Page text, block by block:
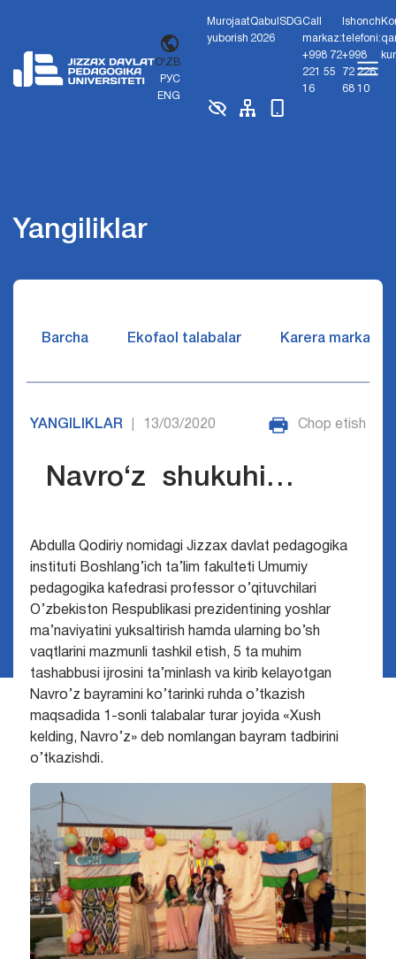
O'ZB
РУС
ENG
Murojaat
yuborish
Qabul
2026
SDGCall
markaz:
+998 72
221 55
16
Ishonch
telefoni:
+998
72 226
68 10
Yangiliklar
Barcha Ekofaol talabalar Karera markazi
YANGILIKLAR 13/03/2020 Chop etish
Navro‘z shukuhi…
Abdulla Qodiriy nomidagi Jizzax davlat pedagogika
instituti Boshlang’ich ta’lim fakulteti Umumiy
pedagogika kafedrasi professor o’qituvchilari
O’zbekiston Respublikasi prezidentining yoshlar
ma’naviyatini yuksaltirish hamda ularning bo’sh
vaqtlarini mazmunli tashkil etish, 5 ta muhim
tashabbusi ijrosini ta’minlash va kirib kelayotgan
Navro’z bayramini ko’tarinki ruhda o’tkazish
maqsadida 1-sonli talabalar turar joyida «Xush
kelding, Navro’z» deb nomlangan bayram tadbirini
o’tkazishdi.